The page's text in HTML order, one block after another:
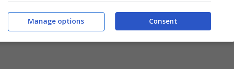
comincia a metà degli Cinquanta quando
Consent
Manage options